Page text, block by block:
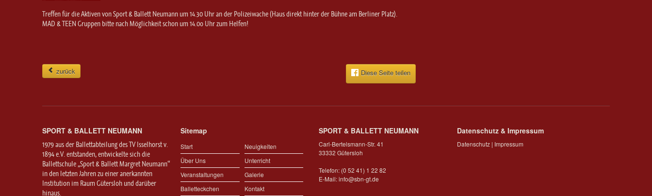
Treffen für die Aktiven von Sport & Ballett Neumann um 14.30 Uhr an der Polizeiwache (Haus direkt hinter der Bühne am Berliner Platz).
MAD & TEEN Gruppen bitte nach Möglichkeit schon um 14.0o Uhr zum Helfen!
zurück Diese Seite teilen
SPORT & BALLETT NEUMANN
1979 aus der Ballettabteilung des TV Isselhorst v.
1894 e.V. entstanden, entwickelte sich die
Ballettschule „Sport & Ballett Margret Neumann“
in den letzten Jahren zu einer anerkannten
Institution im Raum Gütersloh und darüber
hinaus.
Sitemap
Start
Neuigkeiten
Über Uns
Unterricht
Veranstaltungen
Galerie
Balletteckchen
Kontakt
SPORT & BALLETT NEUMANN
Carl-Bertelsmann-Str. 41
33332 Gütersloh
Telefon: (0 52 41) 1 22 82
E-Mail:info@sbn-gt.de
Datenschutz & Impressum
Datenschutz | Impressum